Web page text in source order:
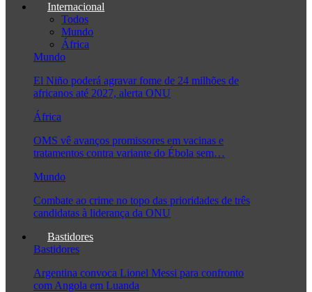
Internacional
Todos
Mundo
África
Mundo
El Niño poderá agravar fome de 24 milhões de
africanos até 2027, alerta ONU
África
OMS vê avanços promissores em vacinas e
tratamentos contra variante do Ébola sem…
Mundo
Combate ao crime no topo das prioridades de três
candidatas à liderança da ONU
Bastidores
Bastidores
Argentina convoca Lionel Messi para confronto
com Angola em Luanda